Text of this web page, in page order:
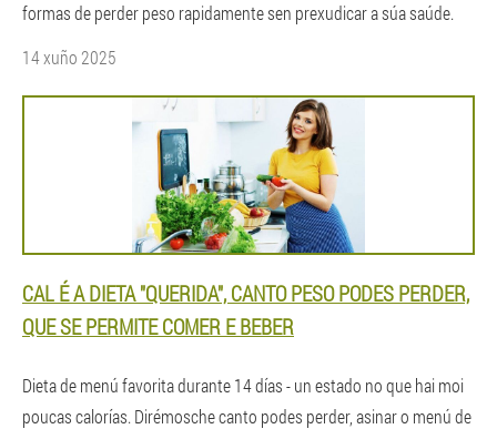
formas de perder peso rapidamente sen prexudicar a súa saúde.
14 xuño 2025
CAL É A DIETA "QUERIDA", CANTO PESO PODES PERDER,
QUE SE PERMITE COMER E BEBER
Dieta de menú favorita durante 14 días - un estado no que hai moi
poucas calorías. Dirémosche canto podes perder, asinar o menú de